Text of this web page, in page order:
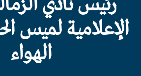
الإعلامية لميس
الهواء